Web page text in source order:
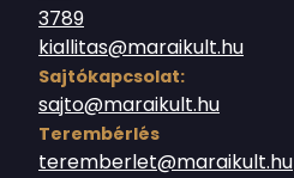
3789
kiallitas@maraikult.hu
Sajtókapcsolat:
sajto@maraikult.hu
Terembérlés
teremberlet@maraikult.hu